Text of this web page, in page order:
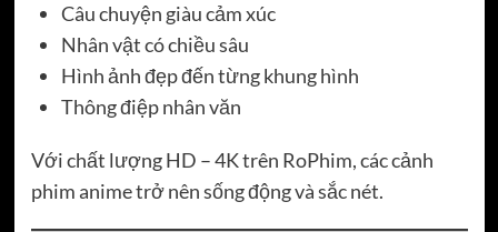
Câu chuyện giàu cảm xúc
Nhân vật có chiều sâu
Hình ảnh đẹp đến từng khung hình
Thông điệp nhân văn
Với chất lượng HD – 4K trên RoPhim, các cảnh
phim anime trở nên sống động và sắc nét.